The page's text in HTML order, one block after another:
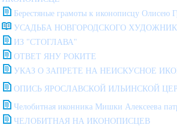
Берестяные грамоты к иконописцу Олисею
УСАДЬБА НОВГОРОДСКОГО
ИЗ "СТОГЛАВА"
ОТВЕТ ЯНУ РОКИТЕ
УКАЗ О ЗАПРЕТЕ НА НЕИСКУСНОЕ
ОПИСЬ ЯРОСЛАВСКОЙ ИЛЬИНСКОЙ
Челобитная иконника Мишки Алексеева
ЧЕЛОБИТНАЯ НА ИКОНОПИСЦЕВ